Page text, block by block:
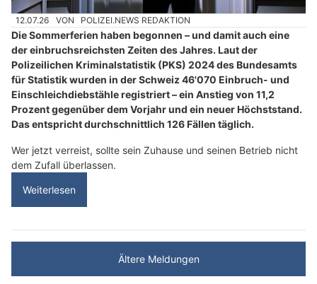
12.07.26 VON POLIZEI.NEWS REDAKTION
Die Sommerferien haben begonnen – und damit auch eine
der einbruchsreichsten Zeiten des Jahres. Laut der
Polizeilichen Kriminalstatistik (PKS) 2024 des Bundesamts
für Statistik wurden in der Schweiz 46'070 Einbruch- und
Einschleichdiebstähle registriert – ein Anstieg von 11,2
Prozent gegenüber dem Vorjahr und ein neuer Höchststand.
Das entspricht durchschnittlich 126 Fällen täglich.
Wer jetzt verreist, sollte sein Zuhause und seinen Betrieb nicht
dem Zufall überlassen.
Weiterlesen
Ältere Meldungen